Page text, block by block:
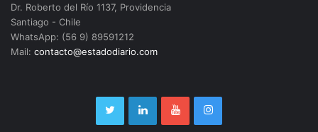
Dr. Roberto del Río 1137, Providencia
Santiago - Chile
WhatsApp: (56 9) 89591212
Mail: contacto@estadodiario.com